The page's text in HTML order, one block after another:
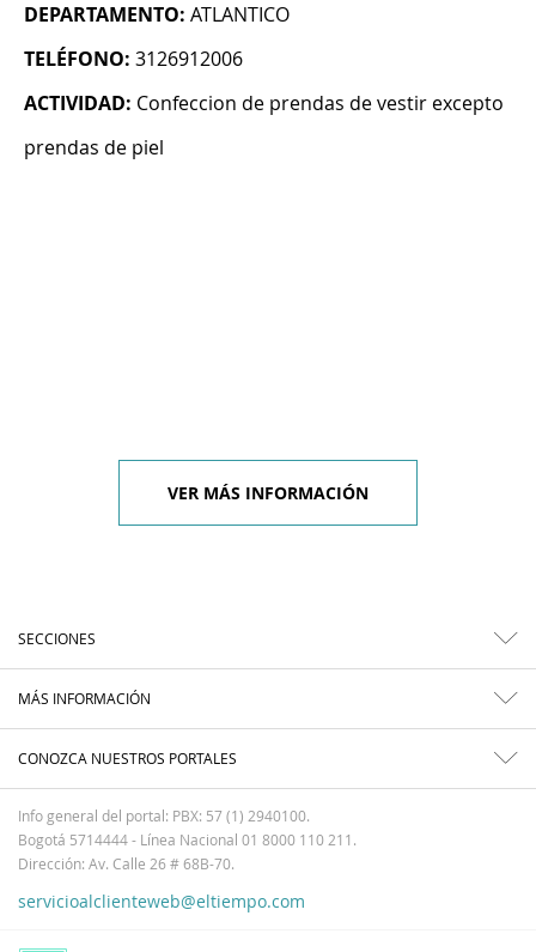
DEPARTAMENTO: ATLANTICO
TELÉFONO: 3126912006
ACTIVIDAD: Confeccion de prendas de vestir excepto
prendas de piel
VER MÁS INFORMACIÓN
SECCIONES
MÁS INFORMACIÓN
CONOZCA NUESTROS PORTALES
Info general del portal: PBX: 57 (1) 2940100.
Bogotá 5714444 - Línea Nacional 01 8000 110 211.
Dirección: Av. Calle 26 # 68B-70.
servicioalclienteweb@eltiempo.com